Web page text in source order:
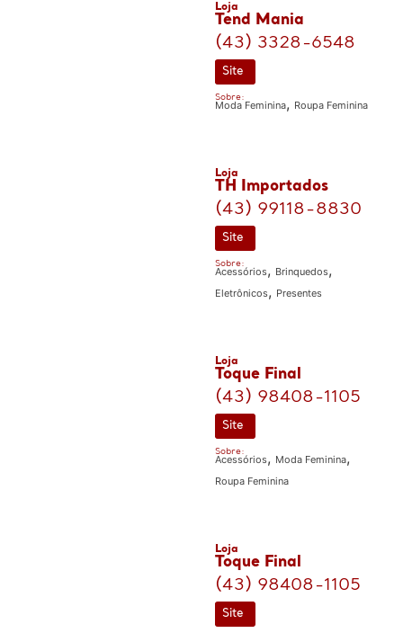
Loja
Tend Mania
(43) 3328-6548
Site
Sobre:
Moda Feminina, Roupa Feminina
Loja
TH Importados
(43) 99118-8830
Site
Sobre:
Acessórios, Brinquedos,
Eletrônicos, Presentes
Loja
Toque Final
(43) 98408-1105
Site
Sobre:
Acessórios, Moda Feminina,
Roupa Feminina
Loja
Toque Final
(43) 98408-1105
Site